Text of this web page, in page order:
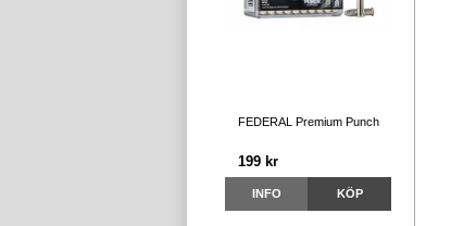
FEDERAL Premium Punch
199 kr
INFO KÖP